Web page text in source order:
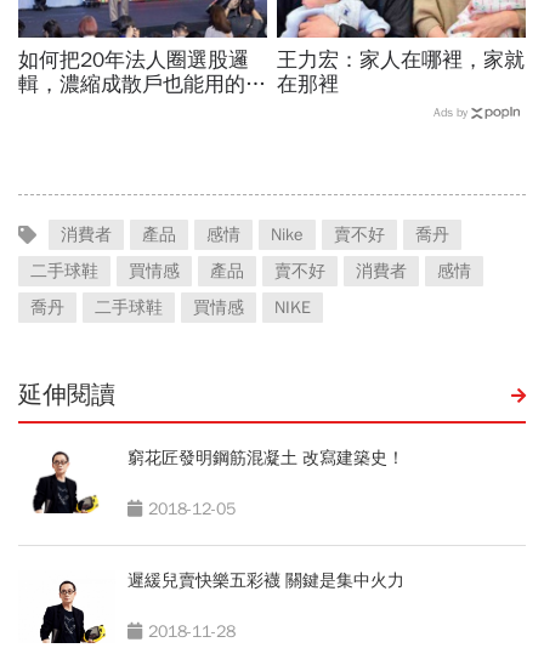
如何把20年法人圈選股邏
輯，濃縮成散戶也能用的三
王力宏：家人在哪裡，家就
在那裡
Ads by
消費者 產品 感情 Nike 賣不好
喬丹
二手球鞋
買情感 產品 賣不好 消費者
感情
喬丹
二手球鞋 買情感 NIKE
延伸閱讀
窮花匠發明鋼筋混凝土 改寫建築史！
2018-12-05
遲緩兒賣快樂五彩襪 關鍵是集中火力
2018-11-28